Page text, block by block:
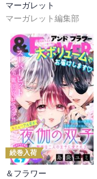
マーガレット
マーガレット編集部
続巻入荷
＆フラワー